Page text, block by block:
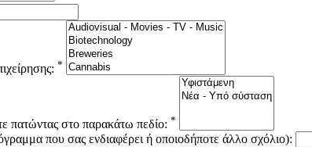
*
πατώντας στο παρακάτω πεδίο: *
που σας ενδιαφέρει ή οποιοδήποτε άλλο σχόλιο):